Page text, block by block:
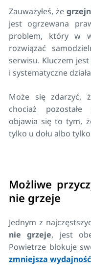
Zauważyłeś, że
jest ogrzewana
problem, który w
rozwiązać
serwisu. Kluczem
i systematyczne
Może się zdarzyć,
chociaż
objawia się to tym,
tylko u dołu albo
Możliwe
nie grzeje
Jednym z
nie grzeje, jest
Powietrze blokuje
zmniejsza